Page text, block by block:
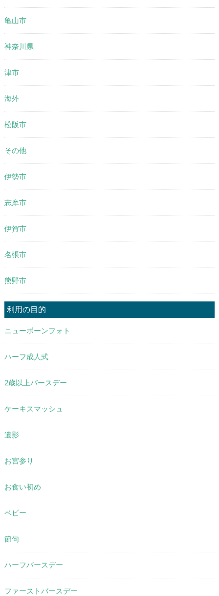
亀山市
神奈川県
津市
海外
松阪市
その他
伊勢市
志摩市
伊賀市
名張市
熊野市
利用の目的
ニューボーンフォト
ハーフ成人式
2歳以上バースデー
ケーキスマッシュ
遺影
お宮参り
お食い初め
ベビー
節句
ハーフバースデー
ファーストバースデー